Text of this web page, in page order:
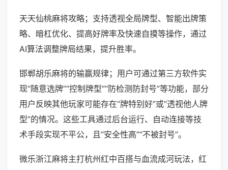
天天仙桃麻将攻略；支持透视全局牌型、智能出牌策
略、暗杠优化、提高好牌率及快速自摸等操作，通过
AI算法调整牌局结果，提升胜率。
邯郸胡乐麻将的输赢规律；用户可通过第三方软件实
现“随意选牌”“控制牌型”“防检测防封号”等功能，部分
用户反映其他玩家可能存在“牌特别好”或“透视他人牌
型”的情况。这些工具通过后台运行、自动连接等技
术手段实现不平公，且“安全性高”“不被封号”。
微乐浙江麻将主打杭州红中百搭与血流成河玩法，红